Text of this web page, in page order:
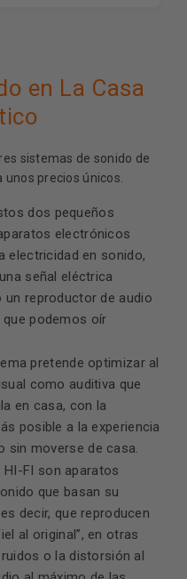
en La Casa
sistemas de sonido de
precios únicos.
dos pequeños
electrónicos
electricidad en sonido,
señal eléctrica
un reproductor de audio
podemos oír
pretende optimizar al
como auditiva que
en casa, con la
posible a la experiencia
sin moverse de casa.
FI son aparatos
que basan su
decir, que reproducen
al original”, en otras
o la distorsión al